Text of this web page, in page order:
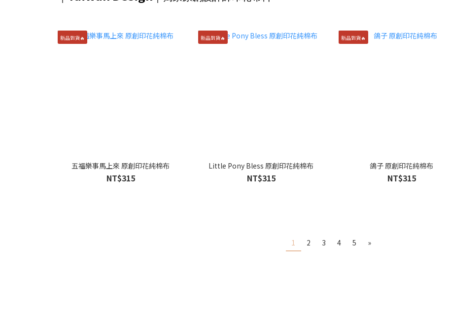
新品到貨🔥
五福樂事馬上來 原創印花純棉布
NT$315
新品到貨🔥
Little Pony Bless 原創印花純棉布
NT$315
新品到貨🔥
鴿子 原創印花純棉布
NT$315
1 2 3 4 5 »